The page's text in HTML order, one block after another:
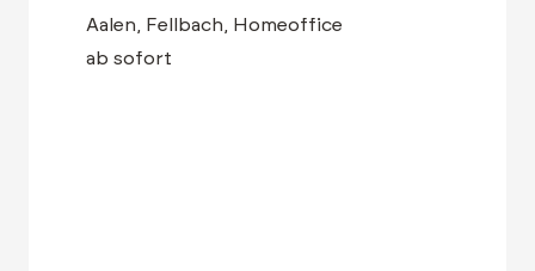
Aalen, Fellbach, Homeoffice
ab sofort